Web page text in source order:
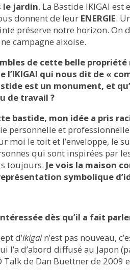
le jardin. La Bastide IKIGAI est
donnent de leur ENERGIE.
préserve notre horizon. On
campagne aixoise.
de cette belle propriété
l’IKIGAI qui nous dit de «
est un monument, et
de travail ?
bastide, mon idée a pris
personnelle et
moi le toit et l’enveloppe, le
qui sont inspirées par
toujours. Je vois la maison
symbolique
dès qu’il a fait
d’ikigain’est pas nouveau,
l’a d’abord diffusé au Japon
Talk de Dan Buettner de 2009